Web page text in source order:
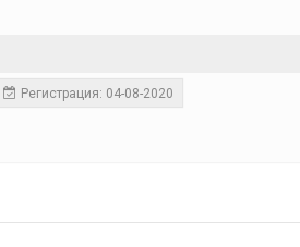
Регистрация: 04-08-2020